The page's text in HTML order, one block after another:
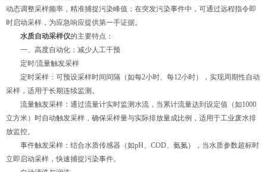
动态调整采样频率，精准捕捉污染峰值；在突发污染事件中，可通过远程指令即
时启动采样，为应急响应提供第一手证据。
水质自动采样仪的主要特点：
一、高度自动化：减少人工干预
定时/流量触发采样
定时采样：可预设采样时间间隔（如每2小时、每12小时），实现周期性自动
采样，适用于长期连续监测。
流量触发采样：通过流量计实时监测水流，当累计流量达到设定值（如1000
立方米）时自动触发采样，确保采样量与实际排放量成比例，适用于工业废水排
放监控。
事件触发采样：结合水质传感器（如pH、COD、氨氮），当水质参数超标时
立即启动采样，快速捕捉污染事件。